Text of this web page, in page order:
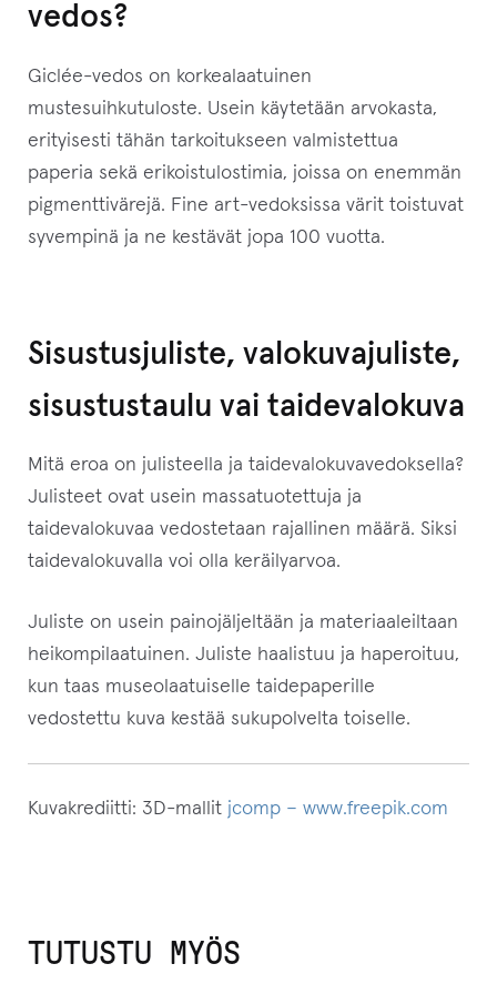
vedos?
Giclée-vedos on korkealaatuinen
mustesuihkutuloste. Usein käytetään arvokasta,
erityisesti tähän tarkoitukseen valmistettua
paperia sekä erikoistulostimia, joissa on enemmän
pigmenttivärejä. Fine art-vedoksissa värit toistuvat
syvempinä ja ne kestävät jopa 100 vuotta.
Sisustusjuliste, valokuvajuliste,
sisustustaulu vai taidevalokuva
Mitä eroa on julisteella ja taidevalokuvavedoksella?
Julisteet ovat usein massatuotettuja ja
taidevalokuvaa vedostetaan rajallinen määrä. Siksi
taidevalokuvalla voi olla keräilyarvoa.
Juliste on usein painojäljeltään ja materiaaleiltaan
heikompilaatuinen. Juliste haalistuu ja haperoituu,
kun taas museolaatuiselle taidepaperille
vedostettu kuva kestää sukupolvelta toiselle.
Kuvakrediitti: 3D-mallit jcomp – www.freepik.com
TUTUSTU MYÖS